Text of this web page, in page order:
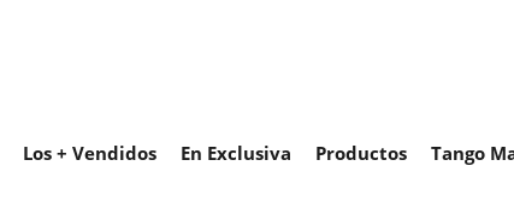
Los + Vendidos En Exclusiva Productos Tango